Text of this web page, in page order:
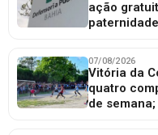
ação
07/08/2026
Vitória da
quatro
de